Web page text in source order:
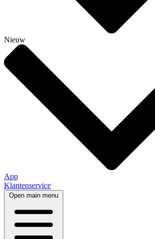
Nieuw
App
Klantenservice
Open main menu